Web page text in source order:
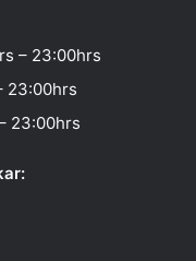
– 23:00hrs
23:00hrs
23:00hrs